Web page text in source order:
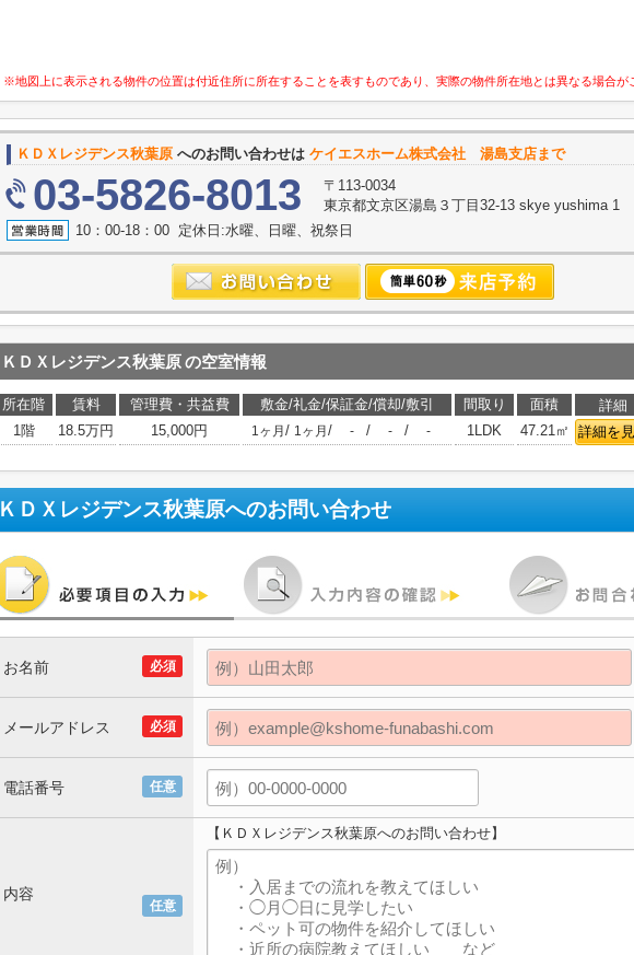
※地図上に表示される物件の位置は付近住所に所在することを表すものであり、実際の物件所在地とは異なる場合が
ＫＤＸレジデンス秋葉原 へのお問い合わせは ケイエスホーム株式会社 湯島支店まで
03-5826-8013
〒113-0034
東京都文京区湯島３丁目32-13 skye yushima 1
10：00-18：00 定休日:水曜、日曜、祝祭日
ＫＤＸレジデンス秋葉原 の空室情報
所在階 賃料 管理費・共益費 敷金/礼金/保証金/償却/敷引 間取り 面積 詳細
1階
18.5万円 15,000円 1ヶ月 / 1ヶ月 / - / - / - 1LDK 47.21㎡ 詳細を
ＫＤＸレジデンス秋葉原へのお問い合わせ
必須
お名前
必須
メールアドレス
任意
電話番号
任意
内容
【ＫＤＸレジデンス秋葉原へのお問い合わせ】